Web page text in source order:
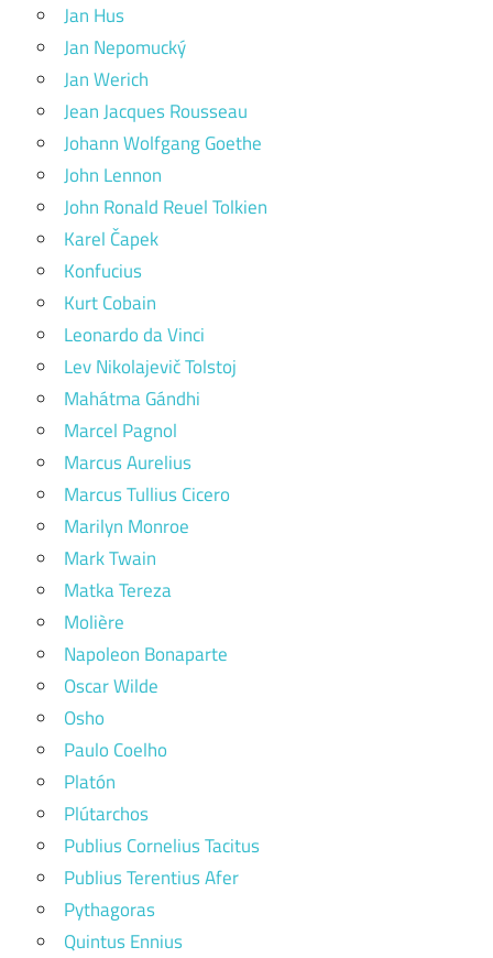
Jan Hus
Jan Nepomucký
Jan Werich
Jean Jacques Rousseau
Johann Wolfgang Goethe
John Lennon
John Ronald Reuel Tolkien
Karel Čapek
Konfucius
Kurt Cobain
Leonardo da Vinci
Lev Nikolajevič Tolstoj
Mahátma Gándhi
Marcel Pagnol
Marcus Aurelius
Marcus Tullius Cicero
Marilyn Monroe
Mark Twain
Matka Tereza
Molière
Napoleon Bonaparte
Oscar Wilde
Osho
Paulo Coelho
Platón
Plútarchos
Publius Cornelius Tacitus
Publius Terentius Afer
Pythagoras
Quintus Ennius